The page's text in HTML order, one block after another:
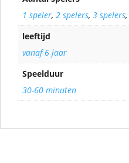
1 speler, 2 spelers, 3 spelers,
leeftijd
vanaf 6 jaar
Speelduur
30-60 minuten